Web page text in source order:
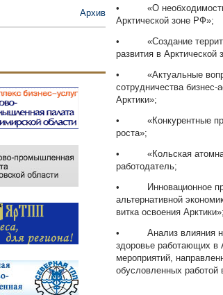
Архив
• «О необходимости
Арктической зоне РФ»;
• «Создание
развития в Арктической
• «Актуальные
сотрудничества бизнес-
Арктики»;
• «Конкурентные
роста»;
• «Кольская атомная
работодатель;
• Инновационное
альтернативной
витка освоения Арктики»;
• Анализ влияния
здоровье работающих в
мероприятий,
обусловленных работой